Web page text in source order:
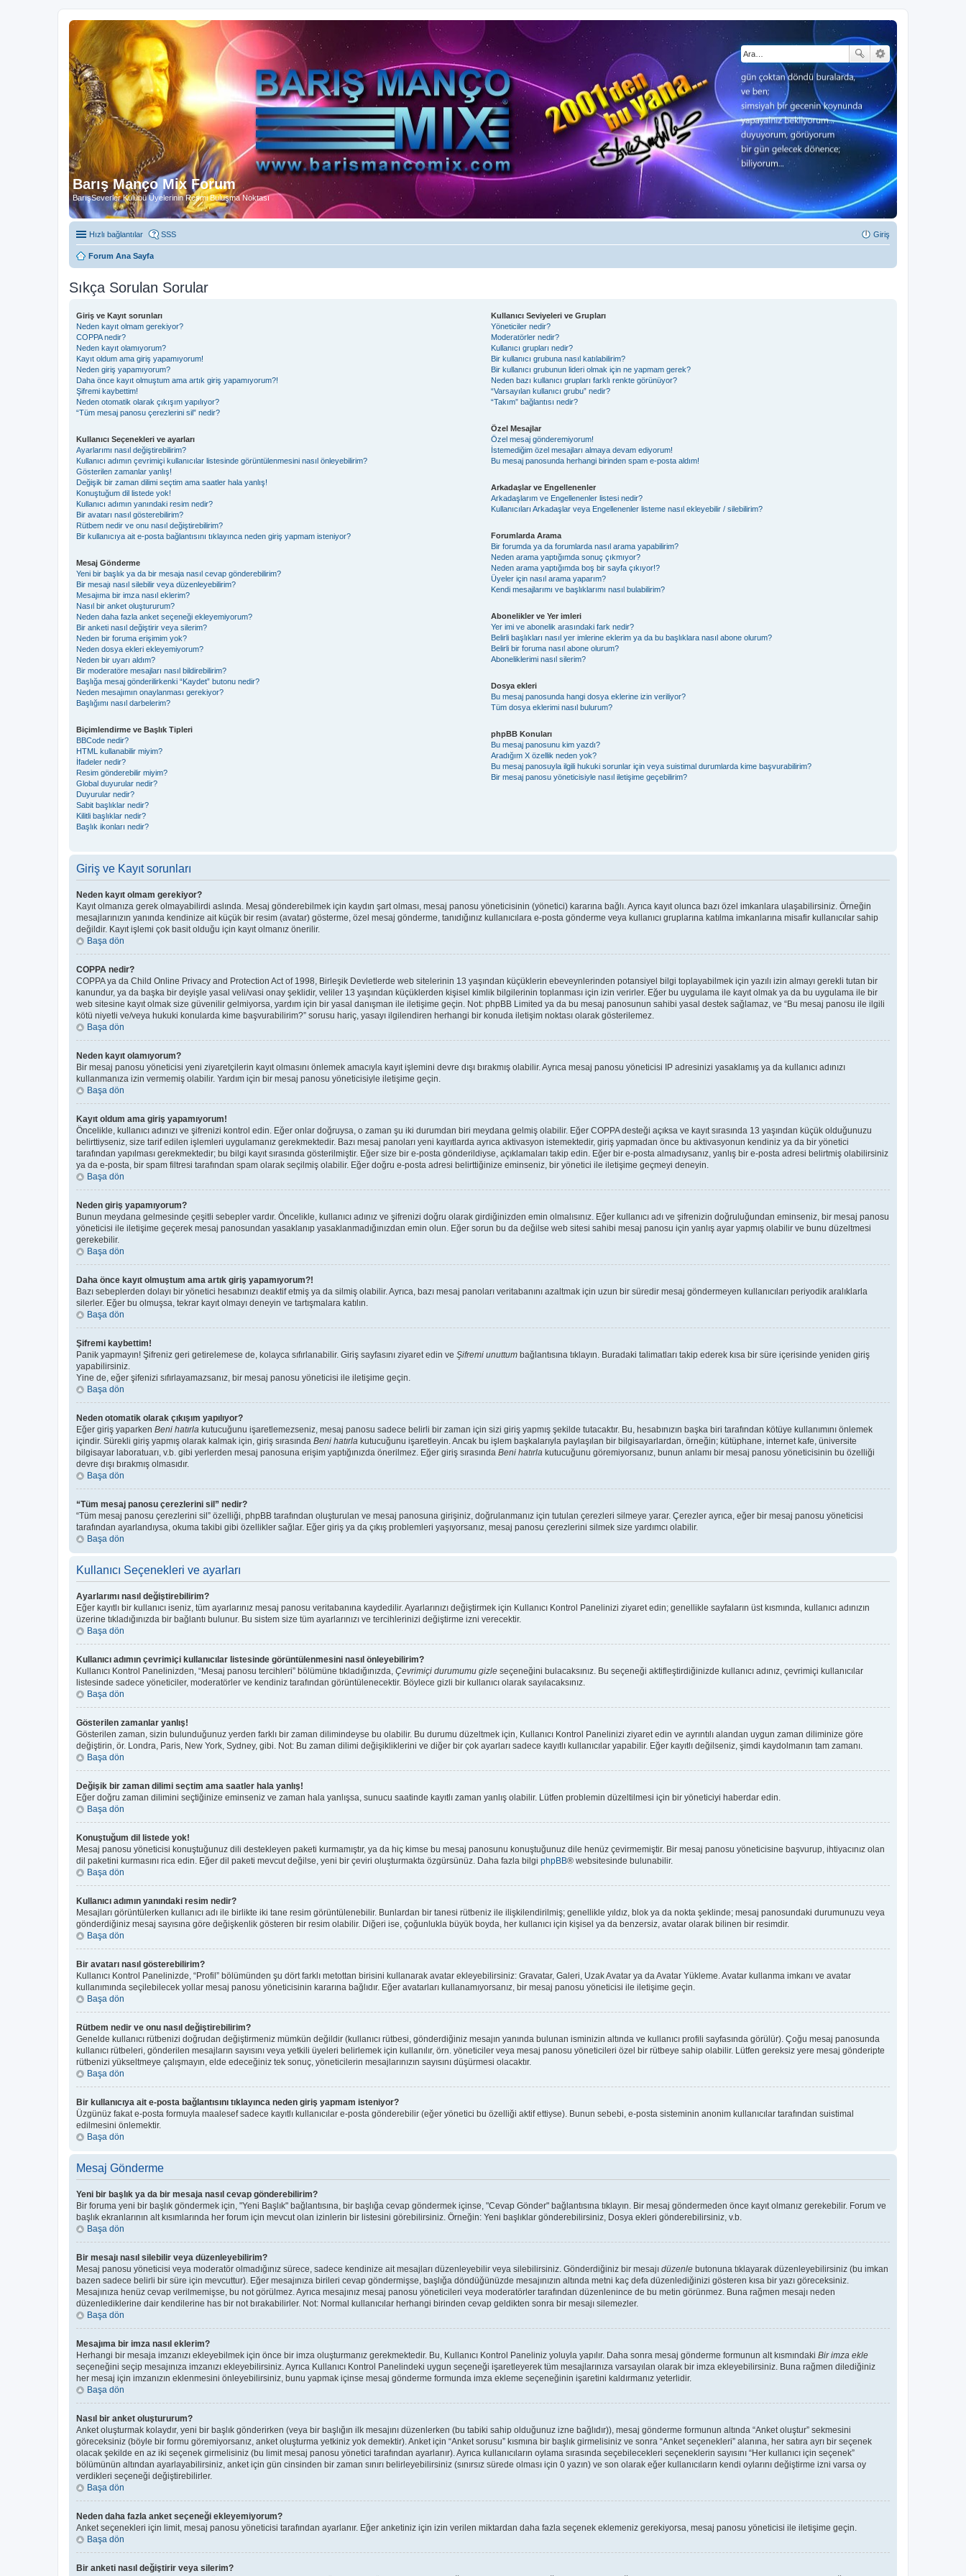
Barış Manço Mix Forum
BarışSeverler Kulübü Üyelerinin Resmi Buluşma Noktası
Hızlı bağlantılar SSS Giriş
Forum Ana Sayfa
Sıkça Sorulan Sorular
Giriş ve Kayıt sorunları
Neden kayıt olmam gerekiyor?
COPPA nedir?
Neden kayıt olamıyorum?
Kayıt oldum ama giriş yapamıyorum!
Neden giriş yapamıyorum?
Daha önce kayıt olmuştum ama artık giriş yapamıyorum?!
Şifremi kaybettim!
Neden otomatik olarak çıkışım yapılıyor?
“Tüm mesaj panosu çerezlerini sil” nedir?
Kullanıcı Seçenekleri ve ayarları
Ayarlarımı nasıl değiştirebilirim?
Kullanıcı adımın çevrimiçi kullanıcılar listesinde görüntülenmesini nasıl önleyebilirim?
Gösterilen zamanlar yanlış!
Değişik bir zaman dilimi seçtim ama saatler hala yanlış!
Konuştuğum dil listede yok!
Kullanıcı adımın yanındaki resim nedir?
Bir avatarı nasıl gösterebilirim?
Rütbem nedir ve onu nasıl değiştirebilirim?
Bir kullanıcıya ait e-posta bağlantısını tıklayınca neden giriş yapmam isteniyor?
Mesaj Gönderme
Yeni bir başlık ya da bir mesaja nasıl cevap gönderebilirim?
Bir mesajı nasıl silebilir veya düzenleyebilirim?
Mesajıma bir imza nasıl eklerim?
Nasıl bir anket oluştururum?
Neden daha fazla anket seçeneği ekleyemiyorum?
Bir anketi nasıl değiştirir veya silerim?
Neden bir foruma erişimim yok?
Neden dosya ekleri ekleyemiyorum?
Neden bir uyarı aldım?
Bir moderatöre mesajları nasıl bildirebilirim?
Başlığa mesaj gönderilirkenki “Kaydet” butonu nedir?
Neden mesajımın onaylanması gerekiyor?
Başlığımı nasıl darbelerim?
Biçimlendirme ve Başlık Tipleri
BBCode nedir?
HTML kullanabilir miyim?
İfadeler nedir?
Resim gönderebilir miyim?
Global duyurular nedir?
Duyurular nedir?
Sabit başlıklar nedir?
Kilitli başlıklar nedir?
Başlık ikonları nedir?
Kullanıcı Seviyeleri ve Grupları
Yöneticiler nedir?
Moderatörler nedir?
Kullanıcı grupları nedir?
Bir kullanıcı grubuna nasıl katılabilirim?
Bir kullanıcı grubunun lideri olmak için ne yapmam gerek?
Neden bazı kullanıcı grupları farklı renkte görünüyor?
“Varsayılan kullanıcı grubu” nedir?
“Takım” bağlantısı nedir?
Özel Mesajlar
Özel mesaj gönderemiyorum!
İstemediğim özel mesajları almaya devam ediyorum!
Bu mesaj panosunda herhangi birinden spam e-posta aldım!
Arkadaşlar ve Engellenenler
Arkadaşlarım ve Engellenenler listesi nedir?
Kullanıcıları Arkadaşlar veya Engellenenler listeme nasıl ekleyebilir / silebilirim?
Forumlarda Arama
Bir forumda ya da forumlarda nasıl arama yapabilirim?
Neden arama yaptığımda sonuç çıkmıyor?
Neden arama yaptığımda boş bir sayfa çıkıyor!?
Üyeler için nasıl arama yaparım?
Kendi mesajlarımı ve başlıklarımı nasıl bulabilirim?
Abonelikler ve Yer imleri
Yer imi ve abonelik arasındaki fark nedir?
Belirli başlıkları nasıl yer imlerine eklerim ya da bu başlıklara nasıl abone olurum?
Belirli bir foruma nasıl abone olurum?
Aboneliklerimi nasıl silerim?
Dosya ekleri
Bu mesaj panosunda hangi dosya eklerine izin veriliyor?
Tüm dosya eklerimi nasıl bulurum?
phpBB Konuları
Bu mesaj panosunu kim yazdı?
Aradığım X özellik neden yok?
Bu mesaj panosuyla ilgili hukuki sorunlar için veya suistimal durumlarda kime başvurabilirim?
Bir mesaj panosu yöneticisiyle nasıl iletişime geçebilirim?
Giriş ve Kayıt sorunları
Neden kayıt olmam gerekiyor?
Kayıt olmanıza gerek olmayabilirdi aslında. Mesaj gönderebilmek için kaydın şart olması, mesaj panosu yöneticisinin (yönetici) kararına bağlı. Ayrıca kayıt olunca bazı özel imkanlara ulaşabilirsiniz. Örneğin
mesajlarınızın yanında kendinize ait küçük bir resim (avatar) gösterme, özel mesaj gönderme, tanıdığınız kullanıcılara e-posta gönderme veya kullanıcı gruplarına katılma imkanlarına misafir kullanıcılar sahip
değildir. Kayıt işlemi çok basit olduğu için kayıt olmanız önerilir.
Başa dön
COPPA nedir?
COPPA ya da Child Online Privacy and Protection Act of 1998, Birleşik Devletlerde web sitelerinin 13 yaşından küçüklerin ebeveynlerinden potansiyel bilgi toplayabilmek için yazılı izin almayı gerekli tutan bir
kanundur, ya da başka bir deyişle yasal veli/vasi onay şeklidir, veliler 13 yaşından küçüklerden kişisel kimlik bilgilerinin toplanması için izin verirler. Eğer bu uygulama ile kayıt olmak ya da bu uygulama ile bir
web sitesine kayıt olmak size güvenilir gelmiyorsa, yardım için bir yasal danışman ile iletişime geçin. Not: phpBB Limited ya da bu mesaj panosunun sahibi yasal destek sağlamaz, ve “Bu mesaj panosu ile ilgili
kötü niyetli ve/veya hukuki konularda kime başvurabilirim?” sorusu hariç, yasayı ilgilendiren herhangi bir konuda iletişim noktası olarak gösterilemez.
Başa dön
Neden kayıt olamıyorum?
Bir mesaj panosu yöneticisi yeni ziyaretçilerin kayıt olmasını önlemek amacıyla kayıt işlemini devre dışı bırakmış olabilir. Ayrıca mesaj panosu yöneticisi IP adresinizi yasaklamış ya da kullanıcı adınızı
kullanmanıza izin vermemiş olabilir. Yardım için bir mesaj panosu yöneticisiyle iletişime geçin.
Başa dön
Kayıt oldum ama giriş yapamıyorum!
Öncelikle, kullanıcı adınızı ve şifrenizi kontrol edin. Eğer onlar doğruysa, o zaman şu iki durumdan biri meydana gelmiş olabilir. Eğer COPPA desteği açıksa ve kayıt sırasında 13 yaşından küçük olduğunuzu
belirttiyseniz, size tarif edilen işlemleri uygulamanız gerekmektedir. Bazı mesaj panoları yeni kayıtlarda ayrıca aktivasyon istemektedir, giriş yapmadan önce bu aktivasyonun kendiniz ya da bir yönetici
tarafından yapılması gerekmektedir; bu bilgi kayıt sırasında gösterilmiştir. Eğer size bir e-posta gönderildiyse, açıklamaları takip edin. Eğer bir e-posta almadıysanız, yanlış bir e-posta adresi belirtmiş olabilirsiniz
ya da e-posta, bir spam filtresi tarafından spam olarak seçilmiş olabilir. Eğer doğru e-posta adresi belirttiğinize eminseniz, bir yönetici ile iletişime geçmeyi deneyin.
Başa dön
Neden giriş yapamıyorum?
Bunun meydana gelmesinde çeşitli sebepler vardır. Öncelikle, kullanıcı adınız ve şifrenizi doğru olarak girdiğinizden emin olmalısınız. Eğer kullanıcı adı ve şifrenizin doğruluğundan eminseniz, bir mesaj panosu
yöneticisi ile iletişime geçerek mesaj panosundan yasaklanıp yasaklanmadığınızdan emin olun. Eğer sorun bu da değilse web sitesi sahibi mesaj panosu için yanlış ayar yapmış olabilir ve bunu düzeltmesi
gerekebilir.
Başa dön
Daha önce kayıt olmuştum ama artık giriş yapamıyorum?!
Bazı sebeplerden dolayı bir yönetici hesabınızı deaktif etmiş ya da silmiş olabilir. Ayrıca, bazı mesaj panoları veritabanını azaltmak için uzun bir süredir mesaj göndermeyen kullanıcıları periyodik aralıklarla
silerler. Eğer bu olmuşsa, tekrar kayıt olmayı deneyin ve tartışmalara katılın.
Başa dön
Şifremi kaybettim!
Panik yapmayın! Şifreniz geri getirelemese de, kolayca sıfırlanabilir. Giriş sayfasını ziyaret edin ve Şifremi unuttum bağlantısına tıklayın. Buradaki talimatları takip ederek kısa bir süre içerisinde yeniden giriş
yapabilirsiniz.
Yine de, eğer şifenizi sıfırlayamazsanız, bir mesaj panosu yöneticisi ile iletişime geçin.
Başa dön
Neden otomatik olarak çıkışım yapılıyor?
Eğer giriş yaparken Beni hatırla kutucuğunu işaretlemezseniz, mesaj panosu sadece belirli bir zaman için sizi giriş yapmış şekilde tutacaktır. Bu, hesabınızın başka biri tarafından kötüye kullanımını önlemek
içindir. Sürekli giriş yapmış olarak kalmak için, giriş sırasında Beni hatırla kutucuğunu işaretleyin. Ancak bu işlem başkalarıyla paylaşılan bir bilgisayarlardan, örneğin; kütüphane, internet kafe, üniversite
bilgisayar laboratuarı, v.b. gibi yerlerden mesaj panosuna erişim yaptığınızda önerilmez. Eğer giriş sırasında Beni hatırla kutucuğunu göremiyorsanız, bunun anlamı bir mesaj panosu yöneticisinin bu özelliği
devre dışı bırakmış olmasıdır.
Başa dön
“Tüm mesaj panosu çerezlerini sil” nedir?
“Tüm mesaj panosu çerezlerini sil” özelliği, phpBB tarafından oluşturulan ve mesaj panosuna girişiniz, doğrulanmanız için tutulan çerezleri silmeye yarar. Çerezler ayrıca, eğer bir mesaj panosu yöneticisi
tarafından ayarlandıysa, okuma takibi gibi özellikler sağlar. Eğer giriş ya da çıkış problemleri yaşıyorsanız, mesaj panosu çerezlerini silmek size yardımcı olabilir.
Başa dön
Kullanıcı Seçenekleri ve ayarları
Ayarlarımı nasıl değiştirebilirim?
Eğer kayıtlı bir kullanıcı iseniz, tüm ayarlarınız mesaj panosu veritabanına kaydedilir. Ayarlarınızı değiştirmek için Kullanıcı Kontrol Panelinizi ziyaret edin; genellikle sayfaların üst kısmında, kullanıcı adınızın
üzerine tıkladığınızda bir bağlantı bulunur. Bu sistem size tüm ayarlarınızı ve tercihlerinizi değiştirme izni verecektir.
Başa dön
Kullanıcı adımın çevrimiçi kullanıcılar listesinde görüntülenmesini nasıl önleyebilirim?
Kullanıcı Kontrol Panelinizden, “Mesaj panosu tercihleri” bölümüne tıkladığınızda, Çevrimiçi durumumu gizle seçeneğini bulacaksınız. Bu seçeneği aktifleştirdiğinizde kullanıcı adınız, çevrimiçi kullanıcılar
listesinde sadece yöneticiler, moderatörler ve kendiniz tarafından görüntülenecektir. Böylece gizli bir kullanıcı olarak sayılacaksınız.
Başa dön
Gösterilen zamanlar yanlış!
Gösterilen zaman, sizin bulunduğunuz yerden farklı bir zaman dilimindeyse bu olabilir. Bu durumu düzeltmek için, Kullanıcı Kontrol Panelinizi ziyaret edin ve ayrıntılı alandan uygun zaman diliminize göre
değiştirin, ör. Londra, Paris, New York, Sydney, gibi. Not: Bu zaman dilimi değişikliklerini ve diğer bir çok ayarları sadece kayıtlı kullanıcılar yapabilir. Eğer kayıtlı değilseniz, şimdi kaydolmanın tam zamanı.
Başa dön
Değişik bir zaman dilimi seçtim ama saatler hala yanlış!
Eğer doğru zaman dilimini seçtiğinize eminseniz ve zaman hala yanlışsa, sunucu saatinde kayıtlı zaman yanlış olabilir. Lütfen problemin düzeltilmesi için bir yöneticiyi haberdar edin.
Başa dön
Konuştuğum dil listede yok!
Mesaj panosu yöneticisi konuştuğunuz dili destekleyen paketi kurmamıştır, ya da hiç kimse bu mesaj panosunu konuştuğunuz dile henüz çevirmemiştir. Bir mesaj panosu yöneticisine başvurup, ihtiyacınız olan
dil paketini kurmasını rica edin. Eğer dil paketi mevcut değilse, yeni bir çeviri oluşturmakta özgürsünüz. Daha fazla bilgi phpBB® websitesinde bulunabilir.
Başa dön
Kullanıcı adımın yanındaki resim nedir?
Mesajları görüntülerken kullanıcı adı ile birlikte iki tane resim görüntülenebilir. Bunlardan bir tanesi rütbeniz ile ilişkilendirilmiş; genellikle yıldız, blok ya da nokta şeklinde; mesaj panosundaki durumunuzu veya
gönderdiğiniz mesaj sayısına göre değişkenlik gösteren bir resim olabilir. Diğeri ise, çoğunlukla büyük boyda, her kullanıcı için kişisel ya da benzersiz, avatar olarak bilinen bir resimdir.
Başa dön
Bir avatarı nasıl gösterebilirim?
Kullanıcı Kontrol Panelinizde, “Profil” bölümünden şu dört farklı metottan birisini kullanarak avatar ekleyebilirsiniz: Gravatar, Galeri, Uzak Avatar ya da Avatar Yükleme. Avatar kullanma imkanı ve avatar
kullanımında seçilebilecek yollar mesaj panosu yöneticisinin kararına bağlıdır. Eğer avatarları kullanamıyorsanız, bir mesaj panosu yöneticisi ile iletişime geçin.
Başa dön
Rütbem nedir ve onu nasıl değiştirebilirim?
Genelde kullanıcı rütbenizi doğrudan değiştirmeniz mümkün değildir (kullanıcı rütbesi, gönderdiğiniz mesajın yanında bulunan isminizin altında ve kullanıcı profili sayfasında görülür). Çoğu mesaj panosunda
kullanıcı rütbeleri, gönderilen mesajların sayısını veya yetkili üyeleri belirlemek için kullanılır, örn. yöneticiler veya mesaj panosu yöneticileri özel bir rütbeye sahip olabilir. Lütfen gereksiz yere mesaj gönderipte
rütbenizi yükseltmeye çalışmayın, elde edeceğiniz tek sonuç, yöneticilerin mesajlarınızın sayısını düşürmesi olacaktır.
Başa dön
Bir kullanıcıya ait e-posta bağlantısını tıklayınca neden giriş yapmam isteniyor?
Üzgünüz fakat e-posta formuyla maalesef sadece kayıtlı kullanıcılar e-posta gönderebilir (eğer yönetici bu özelliği aktif ettiyse). Bunun sebebi, e-posta sisteminin anonim kullanıcılar tarafından suistimal
edilmesini önlemektir.
Başa dön
Mesaj Gönderme
Yeni bir başlık ya da bir mesaja nasıl cevap gönderebilirim?
Bir foruma yeni bir başlık göndermek için, "Yeni Başlık" bağlantısına, bir başlığa cevap göndermek içinse, "Cevap Gönder" bağlantısına tıklayın. Bir mesaj göndermeden önce kayıt olmanız gerekebilir. Forum ve
başlık ekranlarının alt kısımlarında her forum için mevcut olan izinlerin bir listesini görebilirsiniz. Örneğin: Yeni başlıklar gönderebilirsiniz, Dosya ekleri gönderebilirsiniz, v.b.
Başa dön
Bir mesajı nasıl silebilir veya düzenleyebilirim?
Mesaj panosu yöneticisi veya moderatör olmadığınız sürece, sadece kendinize ait mesajları düzenleyebilir veya silebilirsiniz. Gönderdiğiniz bir mesajı düzenle butonuna tıklayarak düzenleyebilirsiniz (bu imkan
bazen sadece belirli bir süre için mevcuttur). Eğer mesajınıza birileri cevap göndermişse, başlığa döndüğünüzde mesajınızın altında metni kaç defa düzenlediğinizi gösteren kısa bir yazı göreceksiniz.
Mesajınıza henüz cevap verilmemişse, bu not görülmez. Ayrıca mesajınız mesaj panosu yöneticileri veya moderatörler tarafından düzenlenince de bu metin görünmez. Buna rağmen mesajı neden
düzenlediklerine dair kendilerine has bir not bırakabilirler. Not: Normal kullanıcılar herhangi birinden cevap geldikten sonra bir mesajı silemezler.
Başa dön
Mesajıma bir imza nasıl eklerim?
Herhangi bir mesaja imzanızı ekleyebilmek için önce bir imza oluşturmanız gerekmektedir. Bu, Kullanıcı Kontrol Paneliniz yoluyla yapılır. Daha sonra mesaj gönderme formunun alt kısmındaki Bir imza ekle
seçeneğini seçip mesajınıza imzanızı ekleyebilirsiniz. Ayrıca Kullanıcı Kontrol Panelindeki uygun seçeneği işaretleyerek tüm mesajlarınıza varsayılan olarak bir imza ekleyebilirsiniz. Buna rağmen dilediğiniz
her mesaj için imzanızın eklenmesini önleyebilirsiniz, bunu yapmak içinse mesaj gönderme formunda imza ekleme seçeneğinin işaretini kaldırmanız yeterlidir.
Başa dön
Nasıl bir anket oluştururum?
Anket oluşturmak kolaydır, yeni bir başlık gönderirken (veya bir başlığın ilk mesajını düzenlerken (bu tabiki sahip olduğunuz izne bağlıdır)), mesaj gönderme formunun altında “Anket oluştur” sekmesini
göreceksiniz (böyle bir formu göremiyorsanız, anket oluşturma yetkiniz yok demektir). Anket için “Anket sorusu” kısmına bir başlık girmelisiniz ve sonra “Anket seçenekleri” alanına, her satıra ayrı bir seçenek
olacak şekilde en az iki seçenek girmelisiniz (bu limit mesaj panosu yönetici tarafından ayarlanır). Ayrıca kullanıcıların oylama sırasında seçebilecekleri seçeneklerin sayısını “Her kullanıcı için seçenek”
bölümünün altından ayarlayabilirsiniz, anket için gün cinsinden bir zaman sınırı belirleyebilirsiniz (sınırsız sürede olması için 0 yazın) ve son olarak eğer kullanıcıların kendi oylarını değiştirme izni varsa oy
verdikleri seçeneği değiştirebilirler.
Başa dön
Neden daha fazla anket seçeneği ekleyemiyorum?
Anket seçenekleri için limit, mesaj panosu yöneticisi tarafından ayarlanır. Eğer anketiniz için izin verilen miktardan daha fazla seçenek eklemeniz gerekiyorsa, mesaj panosu yöneticisi ile iletişime geçin.
Başa dön
Bir anketi nasıl değiştirir veya silerim?